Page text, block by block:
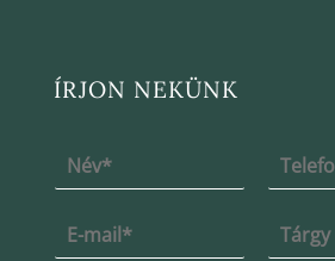
ÍRJON NEKÜNK